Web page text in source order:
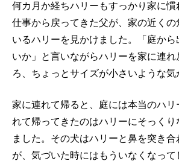
何カ月か経ちハリーもすっかり家に慣
仕事から戻ってきた父が、家の近くの
いるハリーを見かけました。「庭か
いか」と言いながらハリーを家に連れ
ろ、ちょっとサイズが小さいような気
家に連れて帰ると、庭には本当のハリ
れて帰ってきたのはハリーにそっくり
ました。その犬はハリーと鼻を突き合
が、気づいた時にはもういなくなって